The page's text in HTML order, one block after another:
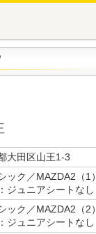
大田区山王1-3
ック／MAZDA2（1）
ジュニアシートなし
ック／MAZDA2（2）
ジュニアシートなし